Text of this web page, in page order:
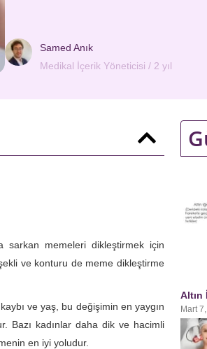
Samed Anık
Medikal İçerik Yöneticisi / 2 yıl
sarkan memeleri dikleştirmek için
ve konturu de meme dikleştirme
ve yaş, bu değişimin en yaygın
Bazı kadınlar daha dik ve hacimli
en iyi yoludur.
Altın
Mart